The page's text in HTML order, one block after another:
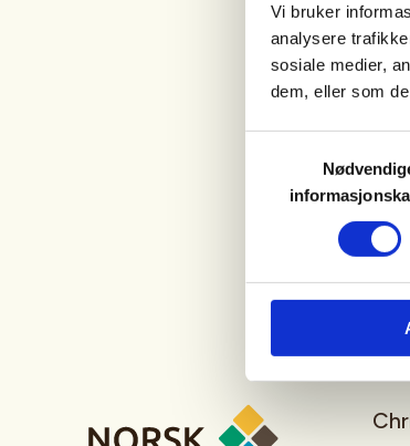
Vi bruker
analysere
sosiale medier,
dem, eller som